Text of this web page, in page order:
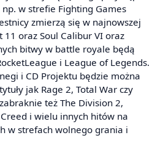
w strefie Fighting Games
zmierzą się w najnowszej
11 oraz Soul Calibur VI oraz
bitwy w battle royale będą
i League of Legends.
i CD Projektu będzie można
jak Rage 2, Total War czy
też The Division 2,
Creed i wielu innych hitów na
w strefach wolnego grania i